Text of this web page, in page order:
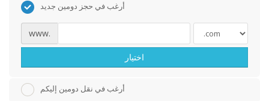
أرغب في حجز دومين جديد
www.
اختيار
أرغب في نقل دومين إليكم